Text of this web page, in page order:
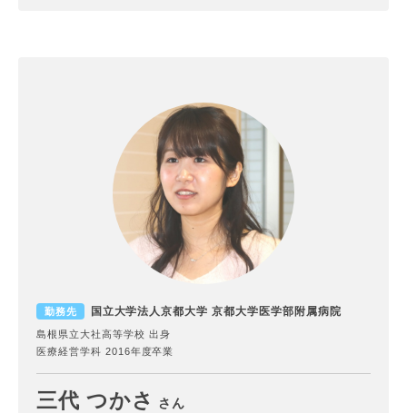
勤務先 国立大学法人京都大学 京都大学医学部附属病院
島根県立大社高等学校 出身
医療経営学科 2016年度卒業
三代 つかさ さん